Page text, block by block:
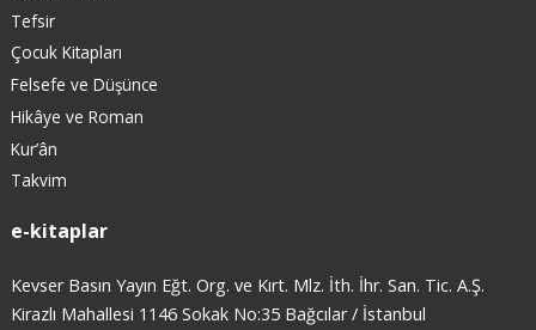
Tefsir
Çocuk Kitapları
Felsefe ve Düşünce
Hikâye ve Roman
Kur’ân
Takvim
e-kitaplar
Kevser Basın Yayın Eğt. Org. ve Kırt. Mlz. İth. İhr. San. Tic. A.Ş.
Kirazlı Mahallesi 1146 Sokak No:35 Bağcılar / İstanbul